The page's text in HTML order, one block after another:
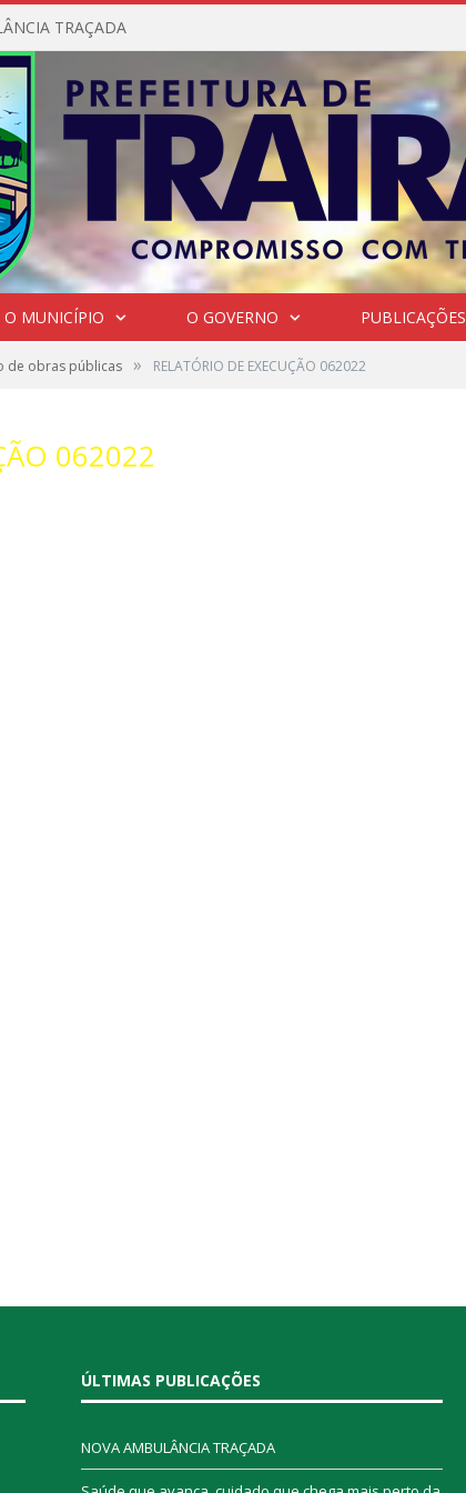
TRAÇADA
O MUNICÍPIO O GOVERNO PUBLICAÇÕES
de obras públicas » RELATÓRIO DE EXECUÇÃO 062022
062022
ÚLTIMAS PUBLICAÇÕES
NOVA AMBULÂNCIA TRAÇADA